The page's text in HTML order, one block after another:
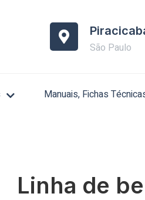
São Paulo
Manuais, Fichas
Linha de